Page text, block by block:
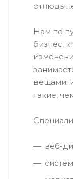
отнюдь
Нам по
бизнес,
вещами.
такие,
веб-